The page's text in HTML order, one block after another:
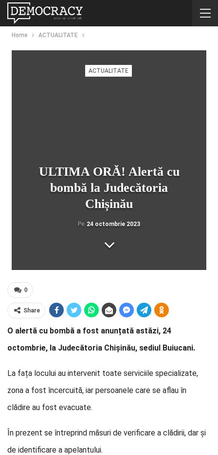
Home ACTUALITATE
ACTUALITATE
ULTIMA ORĂ! Alertă cu
bombă la Judecătoria
Chișinău
Pe 24 octombrie 2023
0
Share
O alertă cu bombă a fost anunțată astăzi, 24
octombrie, la Judecătoria Chișinău, sediul Buiucani.
La fața locului au intervenit toate serviciile specializate,
zona a fost încercuită, iar persoanele care se aflau în
clădire au fost evacuate.
În prezent se întreprind măsuri de verificare a clădirii, dar și
de identificare a apelantului.